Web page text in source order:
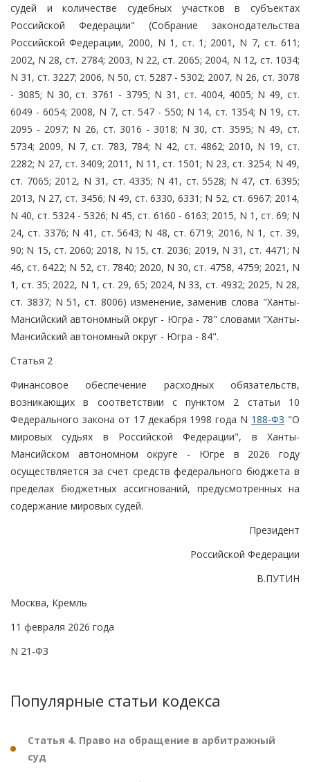
судей и количестве судебных участков в субъектах
Российской Федерации" (Собрание законодательства
Российской Федерации, 2000, N 1, ст. 1; 2001, N 7, ст. 611;
2002, N 28, ст. 2784; 2003, N 22, ст. 2065; 2004, N 12, ст. 1034;
N 31, ст. 3227; 2006, N 50, ст. 5287 - 5302; 2007, N 26, ст. 3078
- 3085; N 30, ст. 3761 - 3795; N 31, ст. 4004, 4005; N 49, ст.
6049 - 6054; 2008, N 7, ст. 547 - 550; N 14, ст. 1354; N 19, ст.
2095 - 2097; N 26, ст. 3016 - 3018; N 30, ст. 3595; N 49, ст.
5734; 2009, N 7, ст. 783, 784; N 42, ст. 4862; 2010, N 19, ст.
2282; N 27, ст. 3409; 2011, N 11, ст. 1501; N 23, ст. 3254; N 49,
ст. 7065; 2012, N 31, ст. 4335; N 41, ст. 5528; N 47, ст. 6395;
2013, N 27, ст. 3456; N 49, ст. 6330, 6331; N 52, ст. 6967; 2014,
N 40, ст. 5324 - 5326; N 45, ст. 6160 - 6163; 2015, N 1, ст. 69; N
24, ст. 3376; N 41, ст. 5643; N 48, ст. 6719; 2016, N 1, ст. 39,
90; N 15, ст. 2060; 2018, N 15, ст. 2036; 2019, N 31, ст. 4471; N
46, ст. 6422; N 52, ст. 7840; 2020, N 30, ст. 4758, 4759; 2021, N
1, ст. 35; 2022, N 1, ст. 29, 65; 2024, N 33, ст. 4932; 2025, N 28,
ст. 3837; N 51, ст. 8006) изменение, заменив слова "Ханты-
Мансийский автономный округ - Югра - 78" словами "Ханты-
Мансийский автономный округ - Югра - 84".
Статья 2
Финансовое обеспечение расходных обязательств,
возникающих в соответствии с пунктом 2 статьи 10
Федерального закона от 17 декабря 1998 года N 188-ФЗ "О
мировых судьях в Российской Федерации", в Ханты-
Мансийском автономном округе - Югре в 2026 году
осуществляется за счет средств федерального бюджета в
пределах бюджетных ассигнований, предусмотренных на
содержание мировых судей.
Президент
Российской Федерации
В.ПУТИН
Москва, Кремль
11 февраля 2026 года
N 21-ФЗ
Популярные статьи кодекса
Статья 4. Право на обращение в арбитражный
суд